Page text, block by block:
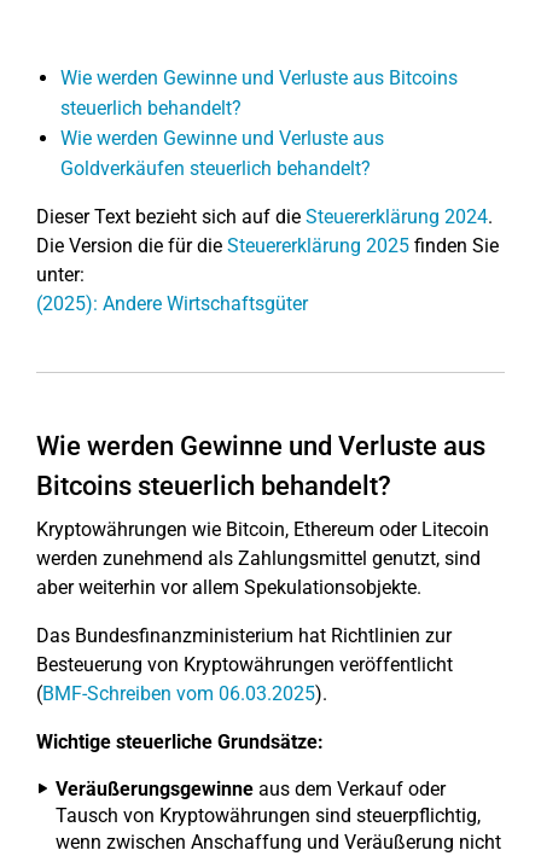
Wie werden Gewinne und Verluste aus Bitcoins
steuerlich behandelt?
Wie werden Gewinne und Verluste aus
Goldverkäufen steuerlich behandelt?
Dieser Text bezieht sich auf die Steuererklärung 2024.
Die Version die für die Steuererklärung 2025 finden Sie
unter:
(2025): Andere Wirtschaftsgüter
Wie werden Gewinne und Verluste aus
Bitcoins steuerlich behandelt?
Kryptowährungen wie Bitcoin, Ethereum oder Litecoin
werden zunehmend als Zahlungsmittel genutzt, sind
aber weiterhin vor allem Spekulationsobjekte.
Das Bundesfinanzministerium hat Richtlinien zur
Besteuerung von Kryptowährungen veröffentlicht
(BMF-Schreiben vom 06.03.2025).
Wichtige steuerliche Grundsätze:
Veräußerungsgewinne aus dem Verkauf oder
Tausch von Kryptowährungen sind steuerpflichtig,
wenn zwischen Anschaffung und Veräußerung nicht